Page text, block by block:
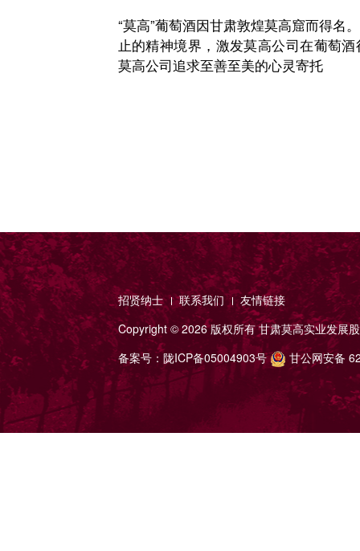
“莫高”葡萄酒因甘肃敦煌莫高窟而得名
止的精神境界，激发莫高公司在葡萄
莫高公司追求至善至美的心灵寄托
招贤纳士 联系我们
友情链接
Copyright ©2026 版权所有甘肃莫高实业发展
备案号：陇ICP备05004903号 甘公网安备